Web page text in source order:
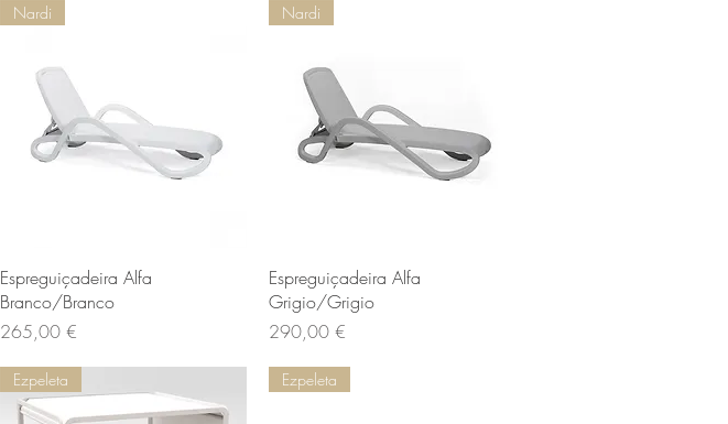
Vista rapida
Nardi
Espreguiçadeira Alfa
Branco/Branco
Prezzo
265,00 €
Vista rapida
Nardi
Espreguiçadeira Alfa
Grigio/Grigio
Prezzo
290,00 €
Ezpeleta Ezpeleta